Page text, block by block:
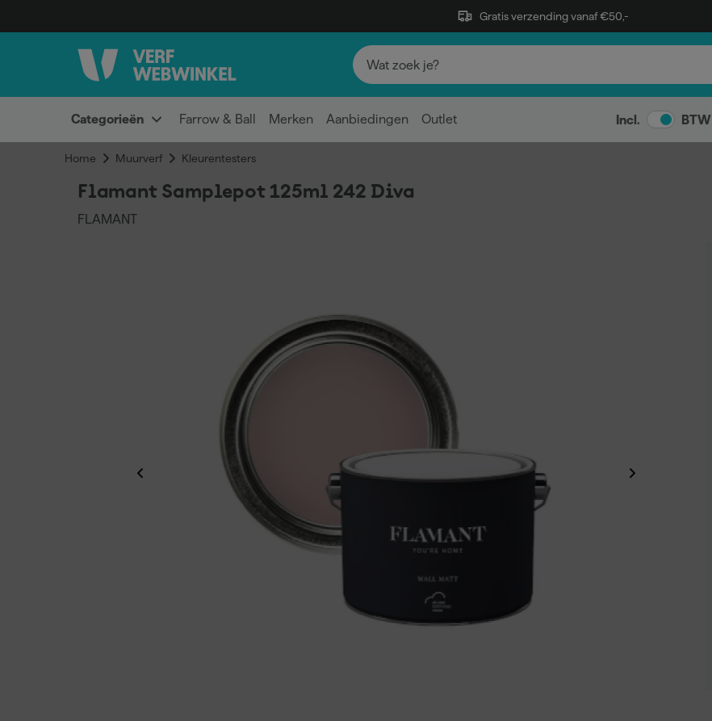
Gratis verzending vanaf €50,-
Categorieën Farrow & Ball Merken Aanbiedingen Outlet Incl. BTW
Home Muurverf Kleurentesters
Flamant Samplepot 125ml 242 Diva
FLAMANT